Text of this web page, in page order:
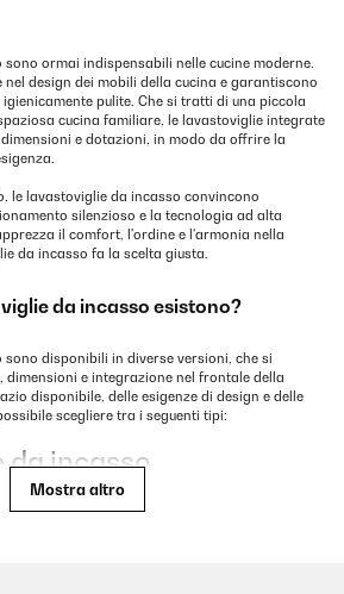
ormai indispensabili nelle cucine moderne.
design dei mobili della cucina e garantiscono
pulite. Che si tratti di una piccola
cucina familiare, le lavastoviglie integrate
e dotazioni, in modo da offrire la
le lavastoviglie da incasso convincono
silenzioso e la tecnologia ad alta
il comfort, l'ordine e l'armonia nella
da incasso fa la scelta giusta.
da incasso esistono?
sono disponibili in diverse versioni, che si
e integrazione nel frontale della
disponibile, delle esigenze di design e delle
scegliere tra i seguenti tipi:
da incasso
integrata
Mostra altro